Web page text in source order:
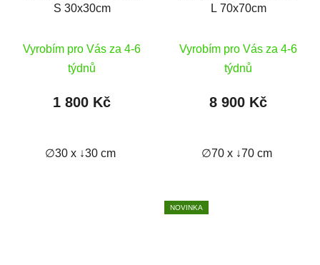
S 30x30cm
Vyrobím pro Vás za 4-6
týdnů
1 800 Kč
∅30 x ↓30 cm
L 70x70cm
Vyrobím pro Vás za 4-6
týdnů
8 900 Kč
∅70 x ↓70 cm
NOVINKA